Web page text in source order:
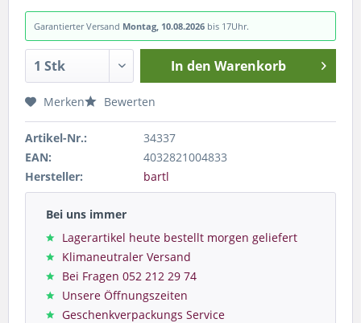
Garantierter Versand Montag, 10.08.2026 bis 17Uhr.
In den Warenkorb
Merken Bewerten
Artikel-Nr.:
34337
EAN:
4032821004833
Hersteller:
bartl
Bei uns immer
Lagerartikel heute bestellt morgen geliefert
Klimaneutraler Versand
Bei Fragen 052 212 29 74
Unsere Öffnungszeiten
Geschenkverpackungs Service